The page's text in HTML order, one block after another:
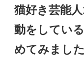
猫好き芸能
動をしてい
めてみまし